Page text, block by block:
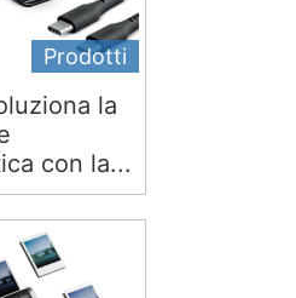
Prodotti
la
con la...